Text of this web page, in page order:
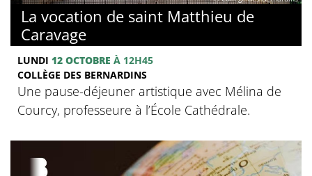
La vocation de saint Matthieu de
Caravage
LUNDI 12 OCTOBRE À 12H45
COLLÈGE DES BERNARDINS
Une pause-déjeuner artistique avec Mélina de
Courcy, professeure à l’École Cathédrale.